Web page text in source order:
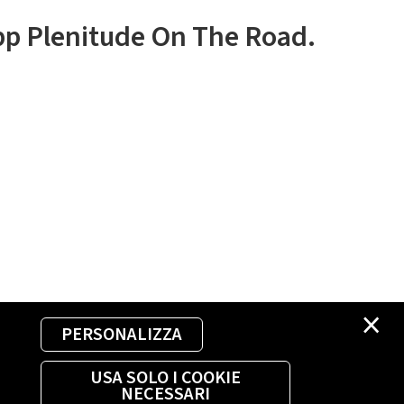
×
PERSONALIZZA
USA SOLO I COOKIE
NECESSARI
Plenitude On The Road.